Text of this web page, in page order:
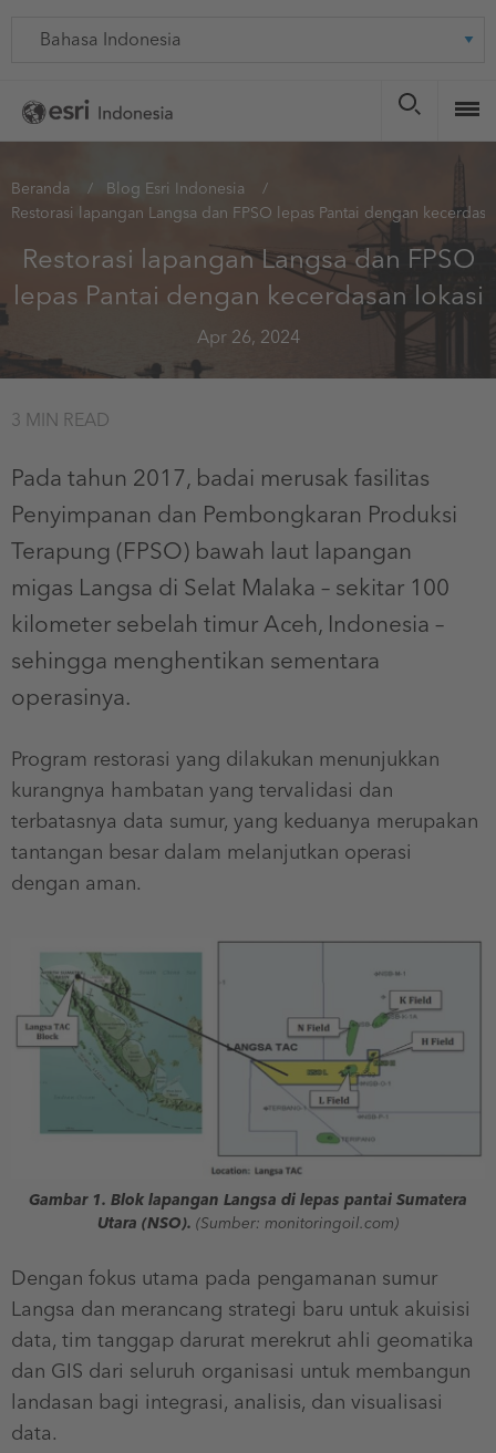
content
Language
You
are
here
Beranda
Blog Esri Indonesia
Restorasi lapangan Langsa dan FPSO lepas Pantai dengan
Restorasi lapangan Langsa dan FPSO
lepas Pantai dengan kecerdasan lokasi
Apr 26, 2024
3 MIN READ
Pada tahun 2017, badai merusak fasilitas
Penyimpanan dan Pembongkaran Produksi
Terapung (FPSO) bawah laut lapangan
migas Langsa di Selat Malaka – sekitar 100
kilometer sebelah timur Aceh, Indonesia –
sehingga menghentikan sementara
operasinya.
Program restorasi yang dilakukan menunjukkan
kurangnya hambatan yang tervalidasi dan
terbatasnya data sumur, yang keduanya merupakan
tantangan besar dalam melanjutkan operasi
dengan aman.
Gambar 1. Blok lapangan Langsa di lepas pantai Sumatera
Utara (NSO). (Sumber: monitoringoil.com)
Dengan fokus utama pada pengamanan sumur
Langsa dan merancang strategi baru untuk akuisisi
data, tim tanggap darurat merekrut ahli geomatika
dan GIS dari seluruh organisasi untuk membangun
landasan bagi integrasi, analisis, dan visualisasi
data.